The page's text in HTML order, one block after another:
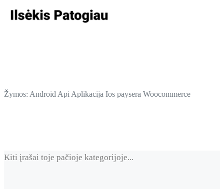
Žymos: Android Api Aplikacija Ios paysera Woocommerce
Kiti įrašai toje pačioje kategorijoje...